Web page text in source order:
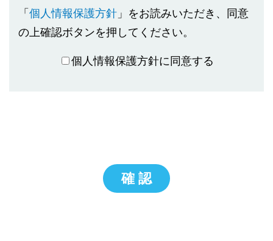
「 個人情報保護方針 」をお読みいただき、同意
の上確認ボタンを押してください。
個人情報保護方針に同意する
確 認